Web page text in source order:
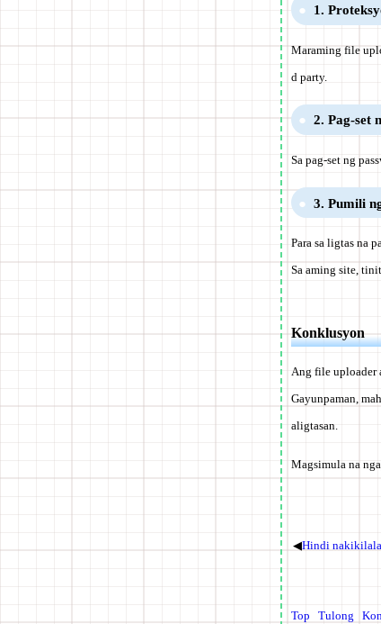
1.
Maraming file
d party.
2. Pag-set
Sa pag-set ng
3. Pumili
Para sa ligtas na
Sa aming site,
Konklusyon
Ang file uploader
Gayunpaman,
aligtasan.
Magsimula na
◀Hindi
Top Tulong